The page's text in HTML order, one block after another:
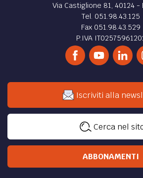
Via Castiglione 81, 40124 -
Tel. 051.98.43.125
Fax 051.98.43.529
P.IVA
Iscriviti alla
Cerca nel
ABBONAMENTI